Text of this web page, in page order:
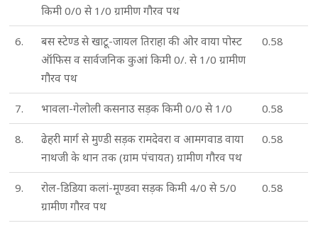
किमी 0/0 से 1/0 ग्रामीण गौरव पथ
6.
बस स्टेण्ड से खाटू-जायल तिराहा की ओर वाया पोस्ट
ऑफिस व सार्वजनिक कुआं किमी 0/. से 1/0 ग्रामीण
गौरव पथ
0.58
7. भावला-गेलोली कसनाउ सड़क किमी 0/0 से 1/0 0.58
8.
ढेहरी मार्ग से मुण्डी सड़क रामदेवरा व आमगवाड वाया
नाथजी के थान तक (ग्राम पंचायत) ग्रामीण गौरव पथ
0.58
9.
रोल-डिडिया कलां-मूण्डवा सड़क किमी 4/0 से 5/0
ग्रामीण गौरव पथ
0.58